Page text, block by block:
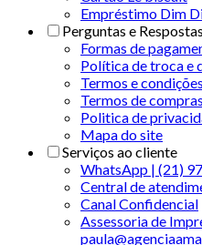
Empréstimo Dim
Perguntas e Respostas
Formas de
Política de troca e
Termos e
Termos de
Politica de
Mapa do site
Serviços ao cliente
WhatsApp | (21)
Central de
Canal Confidencial
Assessoria de